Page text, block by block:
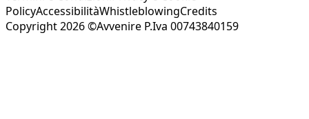
PolicyAccessibilitàWhistleblowingCredits
Copyright 2026 ©Avvenire P.Iva 00743840159